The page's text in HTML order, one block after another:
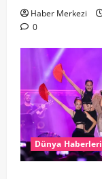
Haber Merkezi
0
Dünya Haberleri